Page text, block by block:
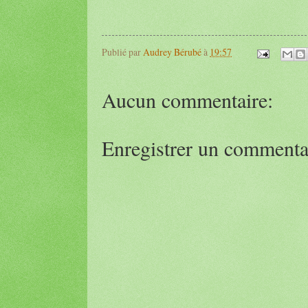
Publié parAudrey Bérubéà 19:57
Aucun commentaire:
Enregistrer un